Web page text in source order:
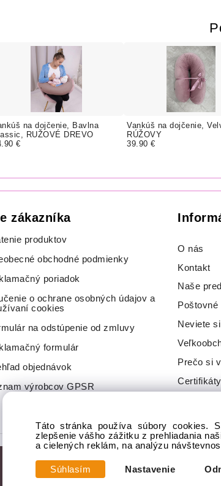
na dojčenie, Bavlna
RUŽOVÉ DREVO
€
Vankúš na dojčenie,
RÚŽOVY
39.90 €
zákazníka
produktov
obchodné podmienky
poriadok
o ochrane osobných údajov a
cookies
na odstúpenie od zmluvy
formulár
objednávok
výrobcov GPSR
O nás
Kontakt
Naše
Poštovné
Neviete
Prečo si
Certifikáty
Táto stránka používa súbory cookies.
zlepšenie vášho zážitku z prehliadania
a cielených reklám, na analýzu
Súhlasím Nastavenie